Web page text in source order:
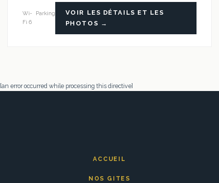
Wi-
Fi 6
Parking
VOIR LES DÉTAILS ET LES
PHOTOS →
[an error occurred while processing this directive]
ACCUEIL
NOS GITES